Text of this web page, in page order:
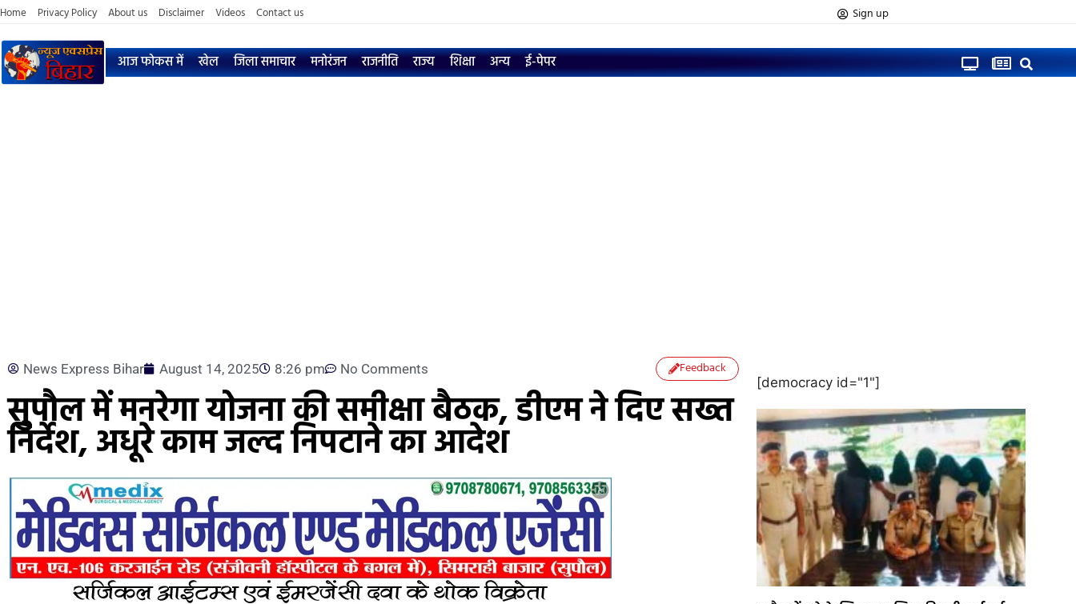
Home Privacy Policy About us Disclaimer Videos Contact us Sign up
आज फोकस में खेल जिला समाचार मनोरंजन राजनीति राज्य शिक्षा अन्य ई-पेपर
News Express Bihar August 14, 2025 8:26 pm No Comments Feedback
सुपौल में मनरेगा योजना की समीक्षा बैठक, डीएम ने दिए सख्त
निर्देश, अधूरे काम जल्द निपटाने का आदेश
[democracy id="1"]